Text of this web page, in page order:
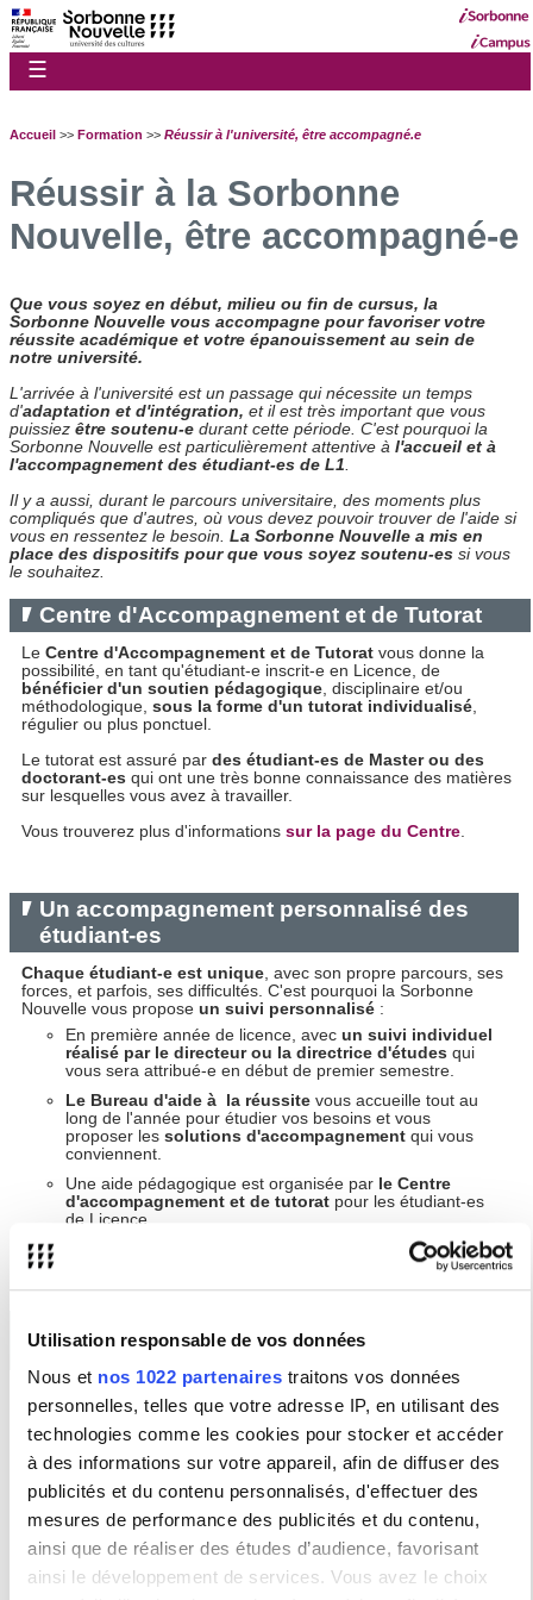
Utilisation responsable de vos données
Nous et nos 1022 partenaires traitons vos données
personnelles, telles que votre adresse IP, en utilisant des
technologies comme les cookies pour stocker et accéder
à des informations sur votre appareil, afin de diffuser des
publicités et du contenu personnalisés, d'effectuer des
mesures de performance des publicités et du contenu,
ainsi que de réaliser des études d’audience, favorisant
ainsi le développement de services. Vous avez le choix
☰
Accueil >> Formation >> Réussir à l'université, être accompagné.e
Réussir à la Sorbonne
Nouvelle, être accompagné-e
Que vous soyez en début, milieu ou fin de cursus, la
Sorbonne Nouvelle vous accompagne pour favoriser votre
réussite académique et votre épanouissement au sein de
notre université.
L'arrivée à l'université est un passage qui nécessite un temps
d'adaptation et d'intégration, et il est très important que vous
puissiez être soutenu-e durant cette période. C'est pourquoi la
Sorbonne Nouvelle est particulièrement attentive à l'accueil et à
l'accompagnement des étudiant-es de L1.
Il y a aussi, durant le parcours universitaire, des moments plus
compliqués que d'autres, où vous devez pouvoir trouver de l'aide si
vous en ressentez le besoin. La Sorbonne Nouvelle a mis en
place des dispositifs pour que vous soyez soutenu-es si vous
le souhaitez.
Centre d'Accompagnement et de Tutorat
Le Centre d'Accompagnement et de Tutorat vous donne la
possibilité, en tant qu'étudiant-e inscrit-e en Licence, de
bénéficier d'un soutien pédagogique, disciplinaire et/ou
méthodologique, sous la forme d'un tutorat individualisé,
régulier ou plus ponctuel.
Le tutorat est assuré par des étudiant-es de Master ou des
doctorant-es qui ont une très bonne connaissance des matières
sur lesquelles vous avez à travailler.
Vous trouverez plus d'informations sur la page du Centre.
Un accompagnement personnalisé des
étudiant-es
Chaque étudiant-e est unique, avec son propre parcours, ses
forces, et parfois, ses difficultés. C'est pourquoi la Sorbonne
Nouvelle vous propose un suivi personnalisé :
En première année de licence, avec un suivi individuel
réalisé par le directeur ou la directrice d'études qui
vous sera attribué-e en début de premier semestre.
Le Bureau d'aide à la réussite vous accueille tout au
long de l'année pour étudier vos besoins et vous
proposer les solutions d'accompagnement qui vous
conviennent.
Une aide pédagogique est organisée par le Centre
d'accompagnement et de tutorat pour les étudiant-es
de Licence.
Des activités organisées en présentiel et en
ligne
Tout au long de l'année universitaire, le Bureau d'aide à la
réussite propose des activités autour de l'organisation de votre
travailet dudéveloppement personnel. L'objectif est devous
aider à mieux travailler et à développer votre potentiel.
Des sujets tels que laconfiance en soi, lagestion du stress
motivationet lapréparation mentale aux examensseront
traités sous des formats variés :
ateliers
ligne, webinaires,conférences,vidéos.
Ces activités vont permettront d'explorer ces thématiques